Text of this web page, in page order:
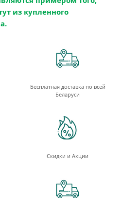
из купленного
Бесплатная доставка по всей
Беларуси
Скидки и Акции